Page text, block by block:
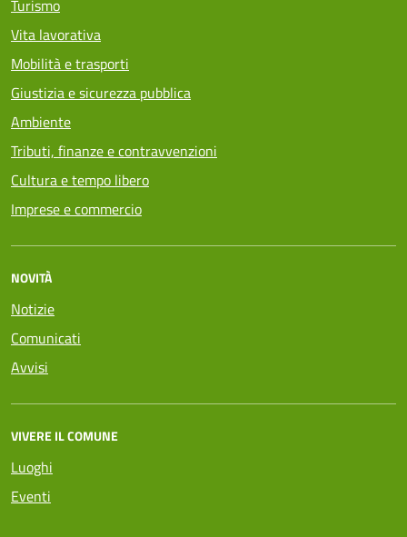
Turismo
Vita lavorativa
Mobilità e trasporti
Giustizia e sicurezza pubblica
Ambiente
Tributi, finanze e contravvenzioni
Cultura e tempo libero
Imprese e commercio
NOVITÀ
Notizie
Comunicati
Avvisi
VIVERE IL COMUNE
Luoghi
Eventi